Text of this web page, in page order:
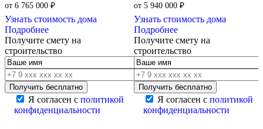
от 6 765 000 ₽
Узнать стоимость дома
Подробнее
Получите смету на
строительство
Я согласен с политикой
конфиденциальности
от5 940 000₽
Узнать стоимость дома
Подробнее
Получите смету на
строительство
Я согласен сполитикой
конфиденциальности